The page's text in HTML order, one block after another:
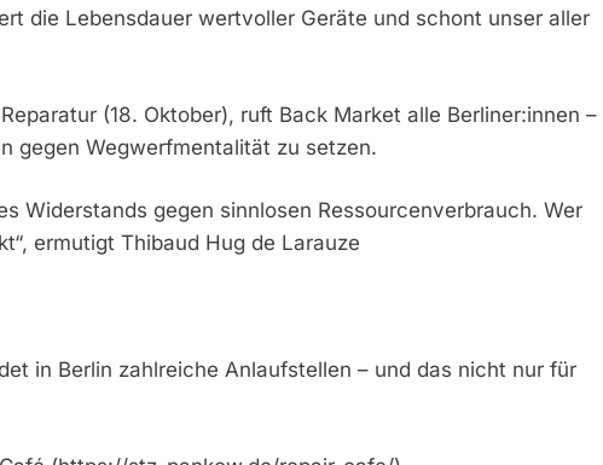
die Lebensdauer wertvoller Geräte und schont unser aller
(18. Oktober), ruft Back Market alle Berliner:innen –
gegen Wegwerfmentalität zu setzen.
Widerstands gegen sinnlosen Ressourcenverbrauch. Wer
ermutigt Thibaud Hug de Larauze
in Berlin zahlreiche Anlaufstellen – und das nicht nur für